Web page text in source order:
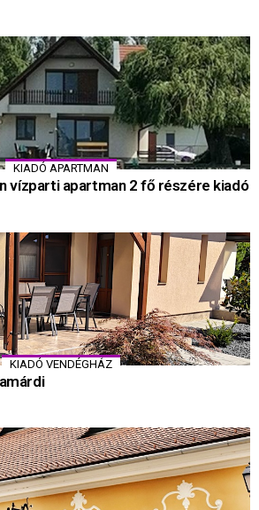
KIADÓ APARTMAN
vízparti apartman 2 fő részére kiadó
KIADÓ VENDÉGHÁZ